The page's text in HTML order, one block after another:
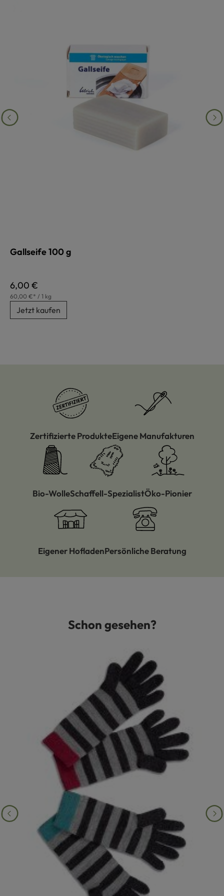
Gallseife 100 g
Regulärer Preis:
6,00 €
60,00 €* / 1 kg
Jetzt kaufen
Zertifizierte ProdukteEigene Manufakturen
Bio-WolleSchaffell-SpezialistÖko-Pionier
Eigener HofladenPersönliche Beratung
Produktgalerie überspringenSchon gesehen?